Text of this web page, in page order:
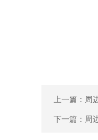
上一篇： 周
下一篇： 周